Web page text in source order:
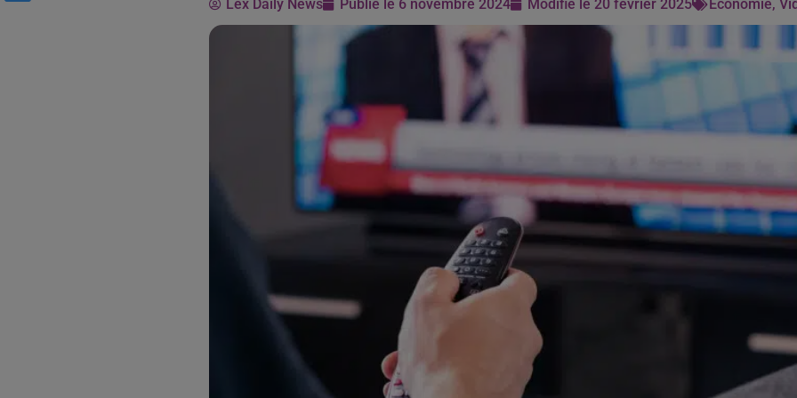
Lex Daily News Publié le 6 novembre 2024 Modifié le 20 février 2025 Economie,